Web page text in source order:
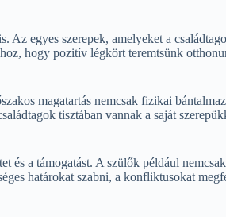
egyes szerepek, amelyeket a
hogy pozitív légkört teremtsünk
magatartás nemcsak fizikai
tisztában vannak a saját
és a támogatást. A szülők például
határokat szabni, a konfliktusokat